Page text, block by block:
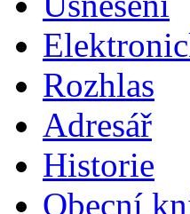
Rozhlas
Adresář
Historie
Obecní